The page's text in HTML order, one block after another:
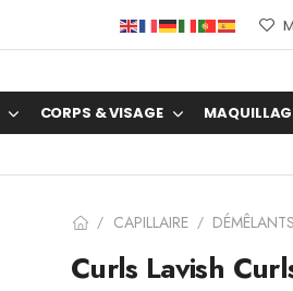
CORPS & VISAGE
/ CAPILLAIRE / DÉMÊLANTS
Curls Lavish